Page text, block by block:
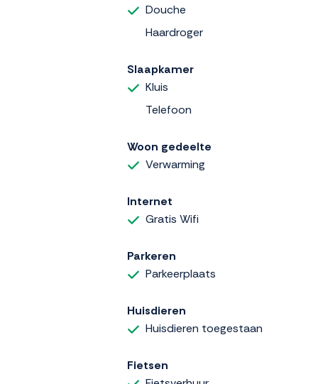
Douche
Haardroger
Slaapkamer
Kluis
Telefoon
Woon gedeelte
Verwarming
Internet
Gratis Wifi
Parkeren
Parkeerplaats
Huisdieren
Huisdieren toegestaan
Fietsen